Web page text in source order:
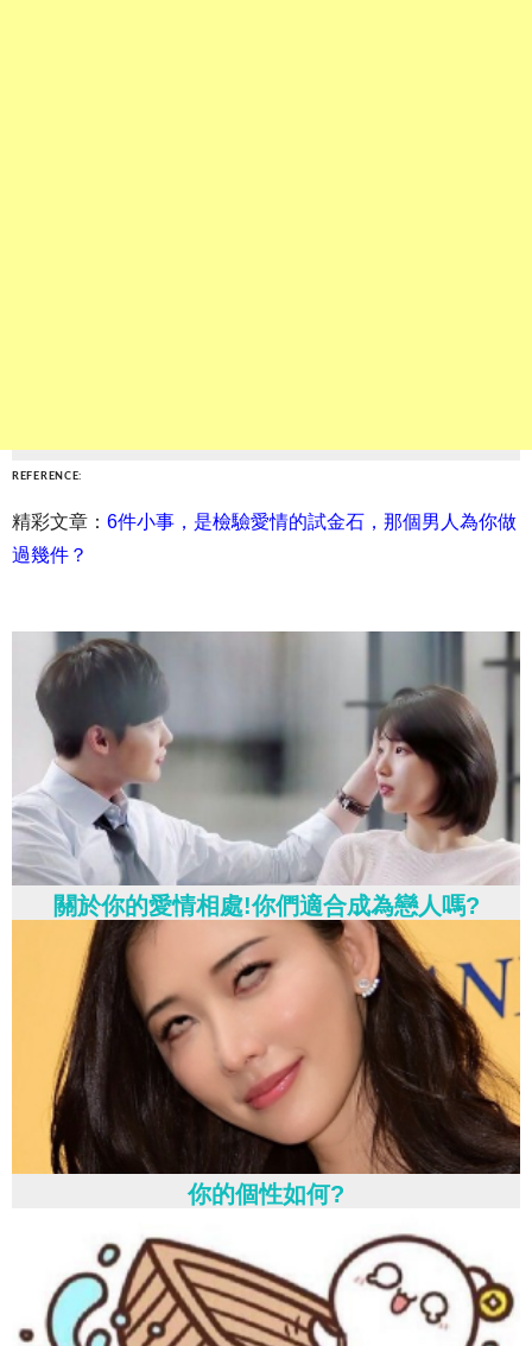
REFERENCE:
精彩文章： 6件小事，是檢驗愛情的試金石，那個男人為你做
過幾件？
關於你的愛情相處!你們適合成為戀人嗎?
你的個性如何?